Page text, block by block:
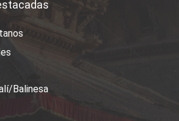
Balinesa